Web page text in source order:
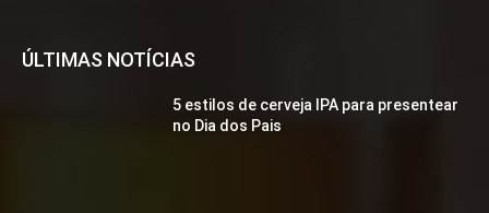
ÚLTIMAS NOTÍCIAS
5 estilos de cerveja IPA para presentear
no Dia dos Pais